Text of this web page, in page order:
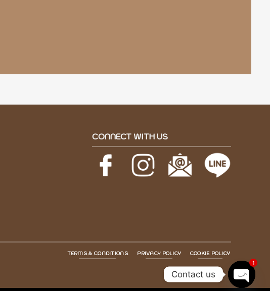
CONNECT WITH US
TERMS & CONDITIONS PRIVACY POLICY COOKIE POLICY
Contact us
1